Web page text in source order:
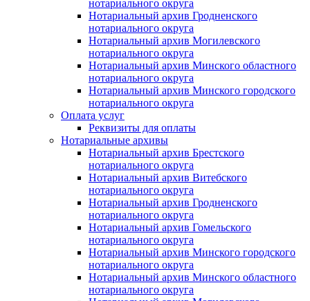
нотариального округа
Нотариальный архив Гродненского
нотариального округа
Нотариальный архив Могилевского
нотариального округа
Нотариальный архив Минского областного
нотариального округа
Нотариальный архив Минского городского
нотариального округа
Оплата услуг
Реквизиты для оплаты
Нотариальные архивы
Нотариальный архив Брестского
нотариального округа
Нотариальный архив Витебского
нотариального округа
Нотариальный архив Гродненского
нотариального округа
Нотариальный архив Гомельского
нотариального округа
Нотариальный архив Минского городского
нотариального округа
Нотариальный архив Минского областного
нотариального округа